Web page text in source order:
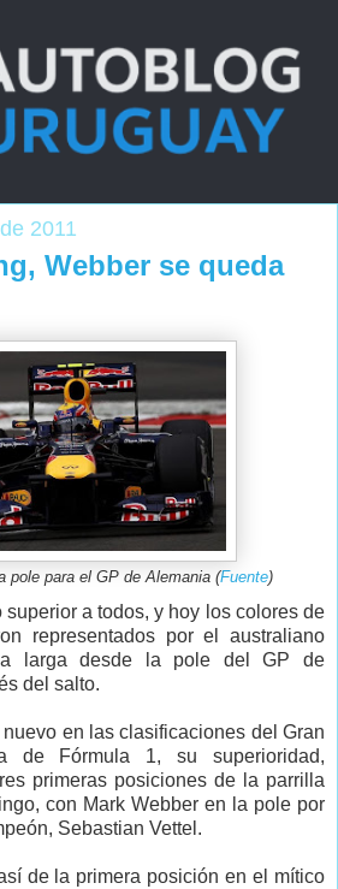
2011
Webber se queda
pole para el GP de Alemania (Fuente)
a todos, y hoy los colores de
representados por el australiano
larga desde la pole del GP de
del salto.
en las clasificaciones del Gran
de Fórmula 1, su superioridad,
primeras posiciones de la parrilla
con Mark Webber en la pole por
Sebastian Vettel.
de la primera posición en el mítico